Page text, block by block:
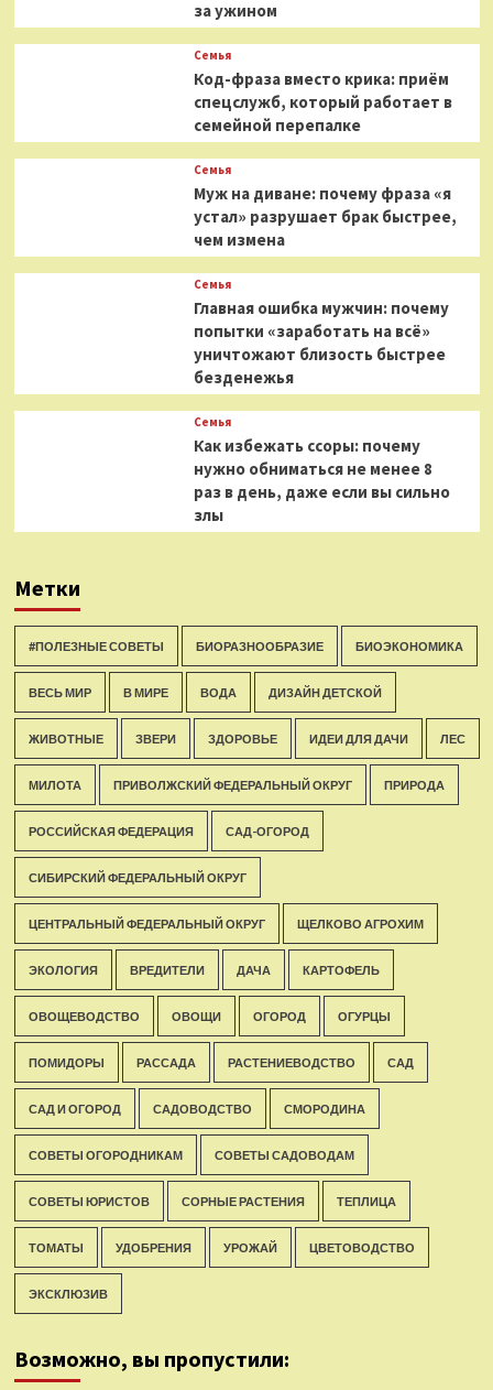
за ужином
Семья
Код-фраза вместо крика: приём
спецслужб, который работает в
семейной перепалке
Семья
Муж на диване: почему фраза «я
устал» разрушает брак быстрее,
чем измена
Семья
Главная ошибка мужчин: почему
попытки «заработать на всё»
уничтожают близость быстрее
безденежья
Семья
Как избежать ссоры: почему
нужно обниматься не менее 8
раз в день, даже если вы сильно
злы
Метки
#ПОЛЕЗНЫЕ СОВЕТЫ БИОРАЗНООБРАЗИЕ БИОЭКОНОМИКА
ВЕСЬ МИР В МИРЕ ВОДА ДИЗАЙН ДЕТСКОЙ
ЖИВОТНЫЕ ЗВЕРИ ЗДОРОВЬЕ ИДЕИ ДЛЯ ДАЧИ ЛЕС
МИЛОТА ПРИВОЛЖСКИЙ ФЕДЕРАЛЬНЫЙ ОКРУГ ПРИРОДА
РОССИЙСКАЯ ФЕДЕРАЦИЯ САД-ОГОРОД
СИБИРСКИЙ ФЕДЕРАЛЬНЫЙ ОКРУГ
ЦЕНТРАЛЬНЫЙ ФЕДЕРАЛЬНЫЙ ОКРУГ ЩЕЛКОВО АГРОХИМ
ЭКОЛОГИЯ ВРЕДИТЕЛИ ДАЧА КАРТОФЕЛЬ
ОВОЩЕВОДСТВО ОВОЩИ ОГОРОД ОГУРЦЫ
ПОМИДОРЫ РАССАДА РАСТЕНИЕВОДСТВО САД
САД И ОГОРОД САДОВОДСТВО СМОРОДИНА
СОВЕТЫ ОГОРОДНИКАМ СОВЕТЫ САДОВОДАМ
СОВЕТЫ ЮРИСТОВ СОРНЫЕ РАСТЕНИЯ ТЕПЛИЦА
ТОМАТЫ УДОБРЕНИЯ УРОЖАЙ ЦВЕТОВОДСТВО
ЭКСКЛЮЗИВ
Возможно, вы пропустили: